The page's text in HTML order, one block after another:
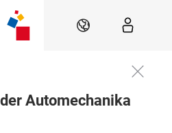
DE
Automechanika